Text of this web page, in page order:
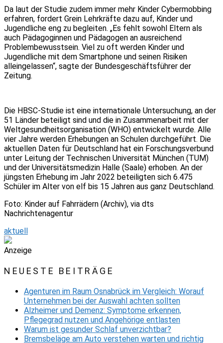
Da laut der Studie zudem immer mehr Kinder Cybermobbing
erfahren, fordert Grein Lehrkräfte dazu auf, Kinder und
Jugendliche eng zu begleiten. „Es fehlt sowohl Eltern als
auch Pädagoginnen und Pädagogen an ausreichend
Problembewusstsein. Viel zu oft werden Kinder und
Jugendliche mit dem Smartphone und seinen Risiken
alleingelassen“, sagte der Bundesgeschäftsführer der
Zeitung.
Die HBSC-Studie ist eine internationale Untersuchung, an der
51 Länder beteiligt sind und die in Zusammenarbeit mit der
Weltgesundheitsorganisation (WHO) entwickelt wurde. Alle
vier Jahre werden Erhebungen an Schulen durchgeführt. Die
aktuellen Daten für Deutschland hat ein Forschungsverbund
unter Leitung der Technischen Universität München (TUM)
und der Universitätsmedizin Halle (Saale) erhoben. An der
jüngsten Erhebung im Jahr 2022 beteiligten sich 6.475
Schüler im Alter von elf bis 15 Jahren aus ganz Deutschland.
Foto: Kinder auf Fahrrädern (Archiv), via dts
Nachrichtenagentur
aktuell
Anzeige
NEUESTE BEITRÄGE
Agenturen im Raum Osnabrück im Vergleich: Worauf
Unternehmen bei der Auswahl achten sollten
Alzheimer und Demenz: Symptome erkennen,
Pflegegrad nutzen und Angehörige entlasten
Warum ist gesunder Schlaf unverzichtbar?
Bremsbeläge am Auto verstehen warten und richtig